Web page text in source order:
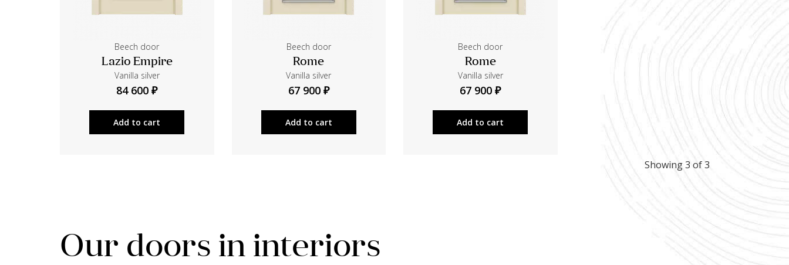
Beech door
Lazio Empire
Vanilla silver
84 600 ₽
Add to cart
Beech door
Rome
Vanilla silver
67 900 ₽
Add to cart
Beech door
Rome
Vanilla silver
67 900 ₽
Add to cart
Showing 3 of 3
Our doors in interiors